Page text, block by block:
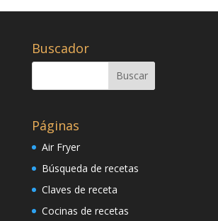
Buscador
Páginas
Air Fryer
Búsqueda de recetas
Claves de receta
Cocinas de recetas